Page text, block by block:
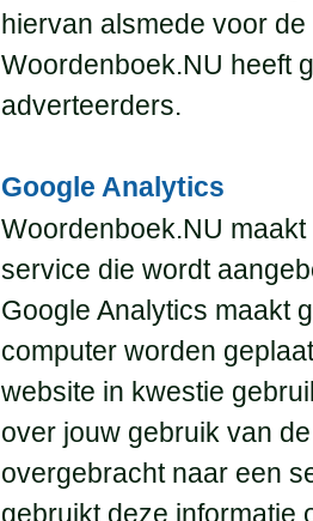
hiervan alsmede voor
Woordenboek.NU heeft
adverteerders.
Google Analytics
Woordenboek.NU
service die wordt
Google Analytics maakt
computer worden
website in kwestie
over jouw gebruik van
overgebracht naar een
gebruikt deze informatie